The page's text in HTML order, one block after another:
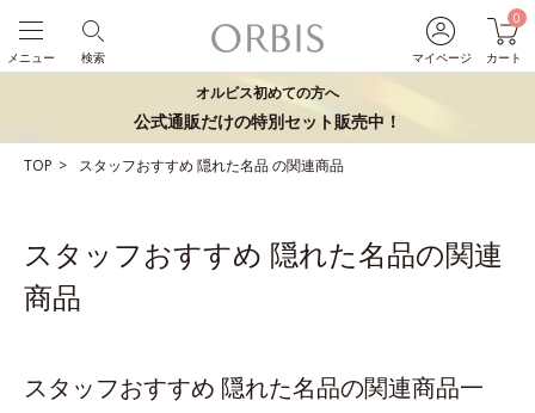
マイページ
0
カート
検索
メニュー
オルビス初めての方へ
公式通販だけの特別セット販売中！
TOP スタッフおすすめ 隠れた名品の関連商品
スタッフおすすめ 隠れた名品の関連
商品
スタッフおすすめ 隠れた名品の関連商品一